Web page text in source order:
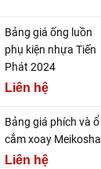
Bảng giá ống luồn
phụ kiện nhựa Tiến
Phát 2024
Liên hệ
Bảng giá phích và ổ
cắm xoay Meikosha
Liên hệ